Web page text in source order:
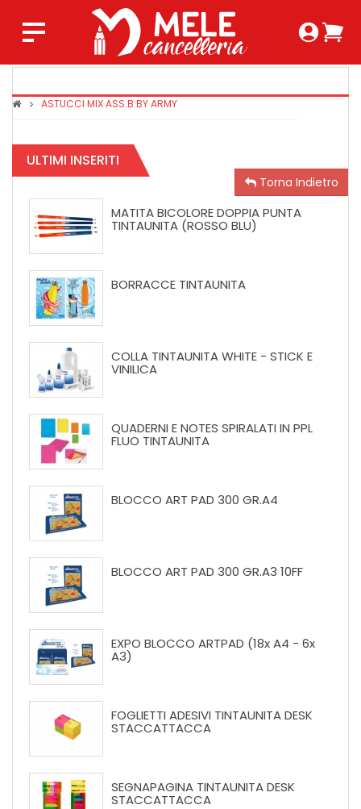
Login
ASTUCCI MIX ASS.B BY ARMY
Torna Indietro
ULTIMI INSERITI CRYSTAL
MATITA BICOLORE DOPPIA PUNTA
TINTAUNITA (ROSSO BLU)
BORRACCE TINTAUNITA
COLLA TINTAUNITA WHITE - STICK E
VINILICA
QUADERNI E NOTES SPIRALATI IN PPL
FLUO TINTAUNITA
BLOCCO ART PAD 300 GR.A4
BLOCCO ART PAD 300 GR.A3 10FF
EXPO BLOCCO ARTPAD (18x A4 - 6x
A3)
FOGLIETTI ADESIVI TINTAUNITA DESK
STACCATTACCA
SEGNAPAGINA TINTAUNITA DESK
STACCATTACCA